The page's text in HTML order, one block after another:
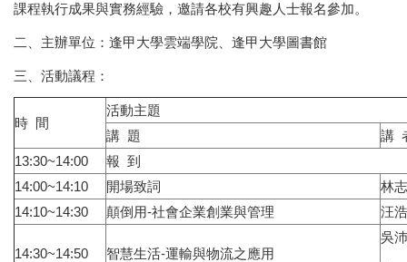
課程執行成果與實務經驗，邀請各校有興趣人士報名參加。
二、主辦單位：逢甲大學雲端學院、逢甲大學圖書館
三、活動議程：
時 間
活動主題
講 題
講
13:30~14:00
報 到
14:00~14:10
開場致詞
林
14:10~14:30
顛倒用-社會企業創業與管理 汪
14:30~14:50 智慧生活-運輸與物流之應用
吳